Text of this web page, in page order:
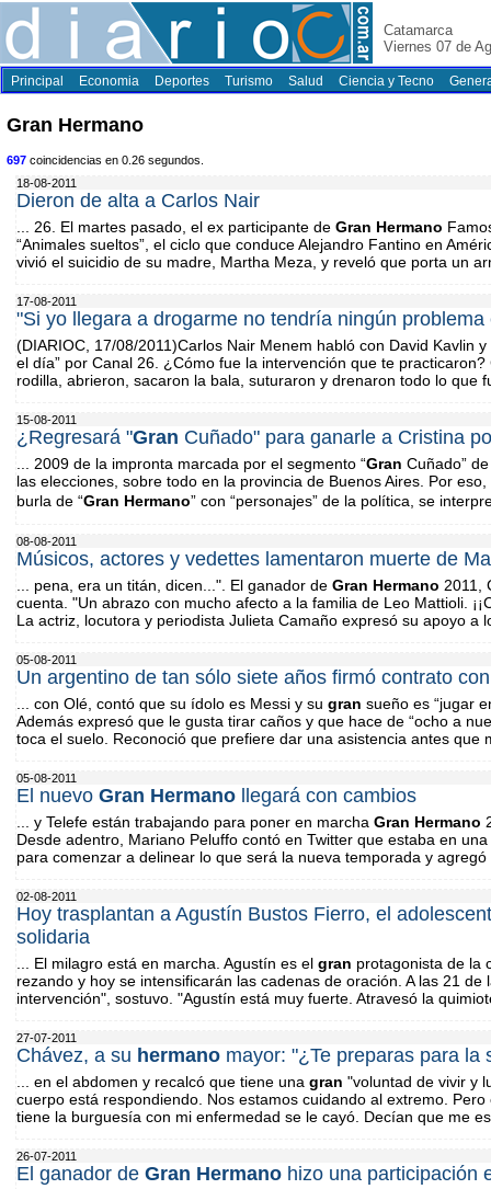
Catamarca
Viernes 07 de
Principal Economia Deportes Turismo Salud Ciencia y Tecno
Gran Hermano
697 coincidencias en 0.26 segundos.
18-08-2011
Dieron de alta a Carlos Nair
... 26. El martes pasado, el ex participante de Gran Hermano
“Animales sueltos”, el ciclo que conduce Alejandro Fantino en
vivió el suicidio de su madre, Martha Meza, y reveló que porta un
17-08-2011
"Si yo llegara a drogarme no tendría ningún
(DIARIOC, 17/08/2011)Carlos Nair Menem habló con David Kavlin
el día” por Canal 26. ¿Cómo fue la intervención que te
rodilla, abrieron, sacaron la bala, suturaron y drenaron todo lo que
15-08-2011
¿Regresará "Gran Cuñado" para ganarle a Cristina
... 2009 de la impronta marcada por el segmento “Gran Cuñado”
las elecciones, sobre todo en la provincia de Buenos Aires. Por
burla de “Gran Hermano” con “personajes” de la política, se
08-08-2011
Músicos, actores y vedettes lamentaron muerte de
... pena, era un titán, dicen...". El ganador de Gran Hermano 2011,
cuenta. "Un abrazo con mucho afecto a la familia de Leo Mattioli.
La actriz, locutora y periodista Julieta Camaño expresó su apoyo a
05-08-2011
Un argentino de tan sólo siete años firmó contrato
... con Olé, contó que su ídolo es Messi y su gran sueño es “jugar
Además expresó que le gusta tirar caños y que hace de “ocho a
toca el suelo. Reconoció que prefiere dar una asistencia antes que
05-08-2011
El nuevo Gran Hermano llegará con cambios
... y Telefe están trabajando para poner en marcha Gran Hermano
Desde adentro, Mariano Peluffo contó en Twitter que estaba en
para comenzar a delinear lo que será la nueva temporada y
02-08-2011
Hoy trasplantan a Agustín Bustos Fierro, el
solidaria
... El milagro está en marcha. Agustín es el gran protagonista de la
rezando y hoy se intensificarán las cadenas de oración. A las 21 de
intervención", sostuvo. "Agustín está muy fuerte. Atravesó la
27-07-2011
Chávez, a su hermano mayor: "¿Te preparas para la
... en el abdomen y recalcó que tiene una gran "voluntad de vivir y
cuerpo está respondiendo. Nos estamos cuidando al extremo.
tiene la burguesía con mi enfermedad se le cayó. Decían que me
26-07-2011
El ganador de Gran Hermano hizo una participación